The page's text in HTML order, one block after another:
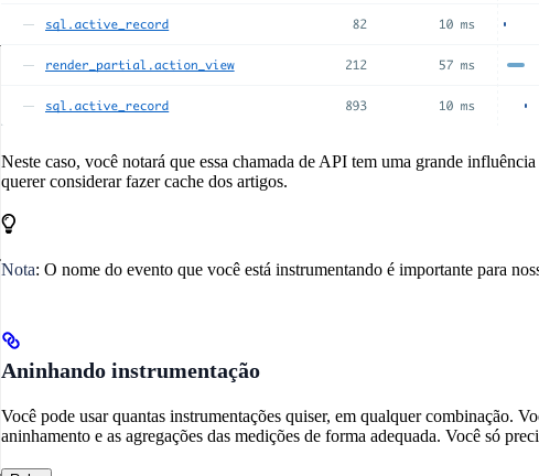
Neste caso, você notará que essa chamada de API tem uma grande
querer considerar fazer cache dos artigos.
Nota: O nome do evento que você está instrumentando é importante para
Aninhando instrumentação
Você pode usar quantas instrumentações quiser, em qualquer combinação.
aninhamento e as agregações das medições de forma adequada. Você só